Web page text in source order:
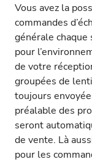
Vous avez la
commandes
générale chaque
pour
de votre
groupées de
toujours
préalable des
seront
de vente. Là
pour les